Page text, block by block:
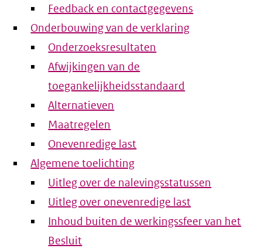
Feedback en contactgegevens
Onderbouwing van de verklaring
Onderzoeksresultaten
Afwijkingen van de
toegankelijkheidsstandaard
Alternatieven
Maatregelen
Onevenredige last
Algemene toelichting
Uitleg over de nalevingsstatussen
Uitleg over onevenredige last
Inhoud buiten de werkingssfeer van het
Besluit